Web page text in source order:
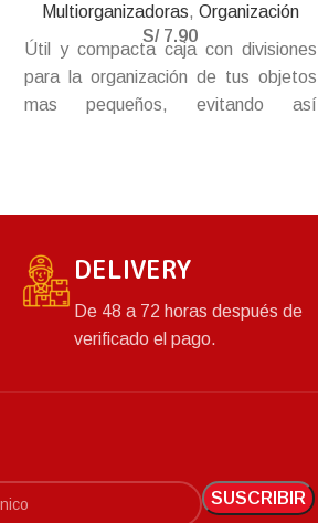
Multiorganizadoras, Organización
S/7.90
Útil y compacta caja con divisiones
para la organización de tus objetos
mas pequeños, evitando así
seguridad.
DELIVERY
De 48 a 72 horas después de
verificado el pago.